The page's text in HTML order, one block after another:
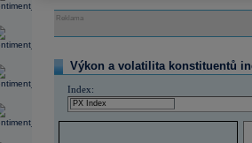
0,55
0,39
Reklama
Výkon a volatilita konstituentů
Index: